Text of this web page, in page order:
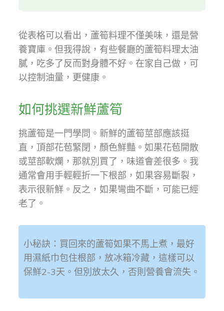
從表格可以看出，蘆筍料理不僅美味，還是營
養寶庫。但我得說，有些餐廳的蘆筍料理太油
膩，吃多了反而對身體不好。在家自己做，可
以控制油量，更健康。
如何挑選新鮮蘆筍
挑蘆筍是一門學問。新鮮的蘆筍莖部應該挺
直，頂部花苞緊閉，顏色鮮豔。如果花苞開散
或莖部軟爛，那就別買了，味道會差很多。我
通常會用手輕輕折一下根部，如果容易斷裂，
表示很新鮮。反之，如果彎曲不斷，可能已經
老了。
小秘訣：買回來的蘆筍如果不馬上煮，最好
用濕紙巾包住根部，放冰箱冷藏，這樣可以
保鮮2-3天。但別放太久，否則營養會流失。